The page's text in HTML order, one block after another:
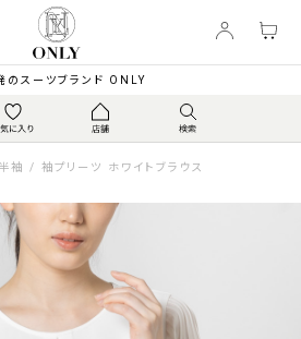
のスーツブランド ONLY
半袖 / 袖プリーツ ホワイトブラウス